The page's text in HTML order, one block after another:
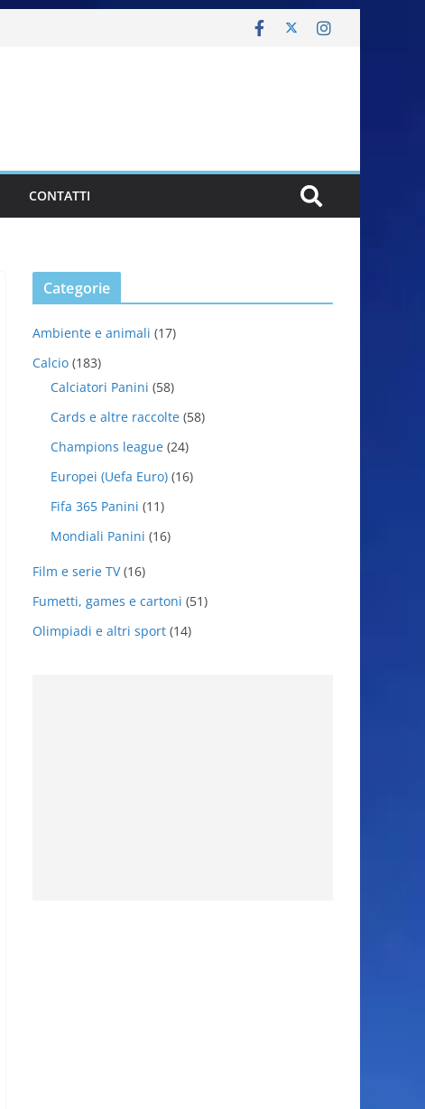
CONTATTI
Categorie
Ambiente e animali (17)
Calcio (183)
Calciatori Panini (58)
Cards e altre raccolte (58)
Champions league (24)
Europei (Uefa Euro) (16)
Fifa 365 Panini (11)
Mondiali Panini (16)
Film e serie TV(16)
Fumetti, games e cartoni (51)
Olimpiadi e altri sport (14)